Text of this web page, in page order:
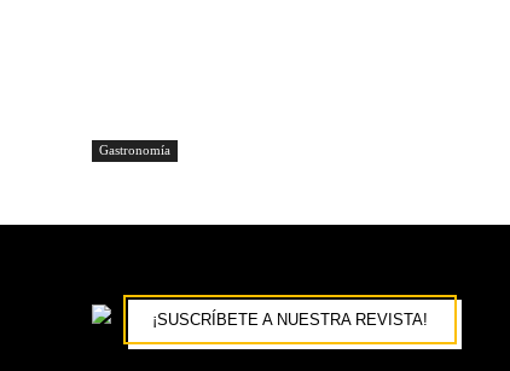
Gastronomía
¡SUSCRÍBETE A NUESTRA REVISTA!